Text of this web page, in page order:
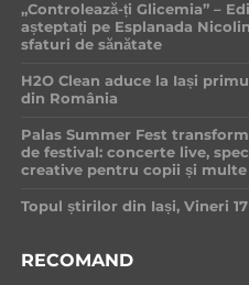
„Controlează-ți Glicemia” –
așteptați pe Esplanada
sfaturi de sănătate
H2O Clean aduce la Iași
din România
Palas Summer Fest
de festival: concerte live,
creative pentru copii și multe
Topul știrilor din Iași, Vineri
RECOMAND